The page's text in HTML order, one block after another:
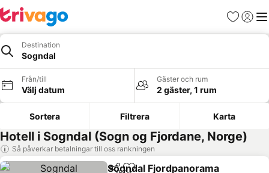
Favoriter
Logga
Destination
Sogndal
Från/till
Välj datum
Gäster och rum
2 gäster, 1 rum
Sortera Filtrera Karta
Hotell i Sogndal (Sogn og Fjordane, Norge)
Så påverkar betalningar till oss rankningen
Sogndal Fjordpanorama